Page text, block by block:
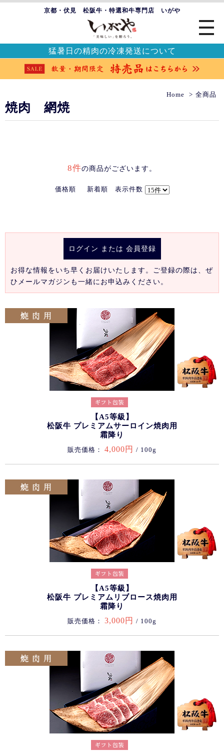
京都・伏見 松阪牛・特選和牛専門店 いがや
猛暑日の精肉の冷凍発送について
Home 全商品
焼肉 網焼
8件の商品がございます。
価格順 新着順 表示件数
ログイン または 会員登録
お得な情報をいち早くお届けいたします。ご登録の際は、ぜ
ひメールマガジンも一緒にお申込みください。
【A5等級】
松阪牛 プレミアムサーロイン焼肉用
霜降り
販売価格： 4,000円 / 100g
【A5等級】
松阪牛 プレミアムリブロース焼肉用
霜降り
販売価格： 3,000円 / 100g